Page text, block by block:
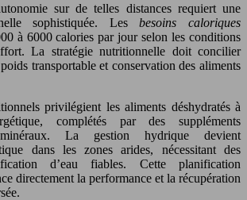
sur de telles distances requiert une
sophistiquée. Lesbesoins caloriques
à 6000 calories par jour selon les conditions
La stratégie nutritionnelle doit concilier
transportable et conservation des aliments
privilégient les aliments déshydratés à
complétés par des suppléments
La gestion hydrique devient
dans les zones arides, nécessitant des
d’eau fiables. Cette planification
directement la performance et la récupération